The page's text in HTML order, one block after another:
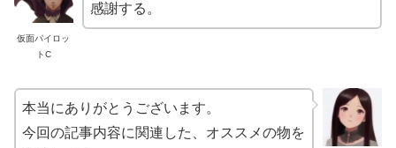
仮面パイロッ
トC
感謝する。
本当にありがとうございます。
今回の記事内容に関連した、オススメの物を